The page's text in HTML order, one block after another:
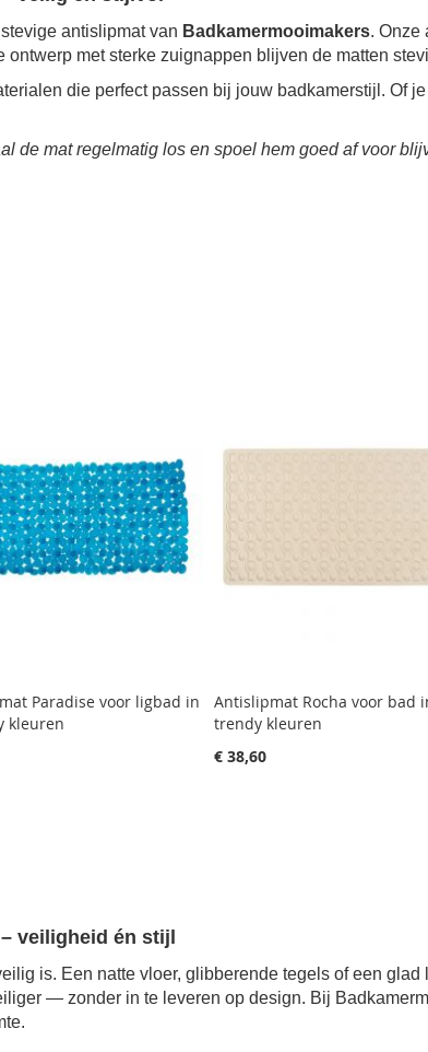
antislipmat van Badkamermooimakers. Onze
met sterke zuignappen blijven de matten
die perfect passen bij jouw badkamerstijl. Of
de mat regelmatig los en spoel hem goed af voor
Paradise voor ligbad in
kleuren
Antislipmat Rocha voor bad
trendy kleuren
€ 38,60
veiligheid én stijl
is. Een natte vloer, glibberende tegels of een
— zonder in te leveren op design. Bij